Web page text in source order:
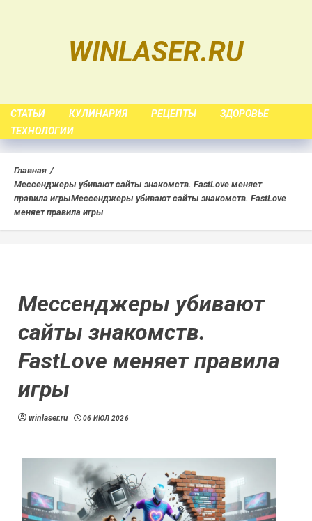
WINLASER.RU
СТАТЬИ КУЛИНАРИЯ РЕЦЕПТЫ
ЗДОРОВЬЕ
ТЕХНОЛОГИИ
Главная
Мессенджеры убивают сайты знакомств. FastLove меняет
правила игрыМессенджеры убивают сайты знакомств. FastLove
меняет правила игры
Мессенджеры убивают
сайты знакомств.
FastLove меняет правила
игры
winlaser.ru 06 ИЮЛ 2026